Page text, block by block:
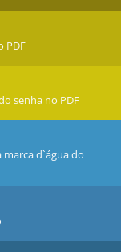
PDF
senha no PDF
d`água do